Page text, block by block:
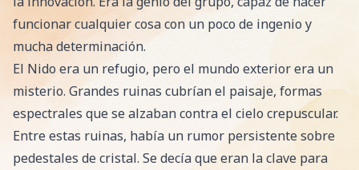
funcionar cualquier cosa con un poco de ingenio y
mucha determinación.
El Nido era un refugio, pero el mundo exterior era un
misterio. Grandes ruinas cubrían el paisaje, formas
espectrales que se alzaban contra el cielo crepuscular.
Entre estas ruinas, había un rumor persistente sobre
pedestales de cristal. Se decía que eran la clave para